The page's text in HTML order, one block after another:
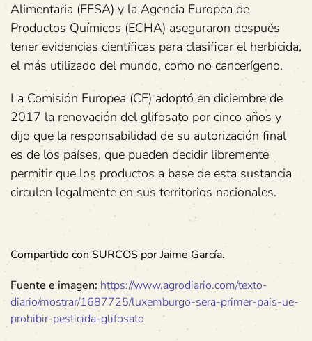
Alimentaria (EFSA) y la Agencia Europea de
Productos Químicos (ECHA) aseguraron después
tener evidencias científicas para clasificar el herbicida,
el más utilizado del mundo, como no cancerígeno.
La Comisión Europea (CE) adoptó en diciembre de
2017 la renovación del glifosato por cinco años y
dijo que la responsabilidad de su autorización final
es de los países, que pueden decidir libremente
permitir que los productos a base de esta sustancia
circulen legalmente en sus territorios nacionales.
Compartido con SURCOS por Jaime García.
Fuente e imagen: https://www.agrodiario.com/texto-
diario/mostrar/1687725/luxemburgo-sera-primer-pais-ue-
prohibir-pesticida-glifosato